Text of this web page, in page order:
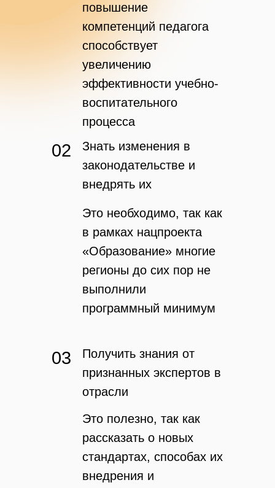
Знать изменения в
законодательстве и
внедрять их
02
Получить знания от
признанных экспертов в
отрасли
03
повышение
компетенций педагога
способствует
увеличению
эффективности учебно-
воспитательного
процесса
Это необходимо, так как
в рамках нацпроекта
«Образование» многие
регионы до сих пор не
выполнили
программный минимум
Это полезно, так как
рассказать о новых
стандартах, способах их
внедрения и